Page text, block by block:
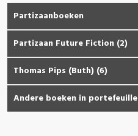
Partizaanboeken
Partizaan Future Fiction (2)
Thomas Pips (Buth) (6)
Andere boeken in portefeuille